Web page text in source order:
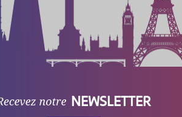
NEWSLETTER